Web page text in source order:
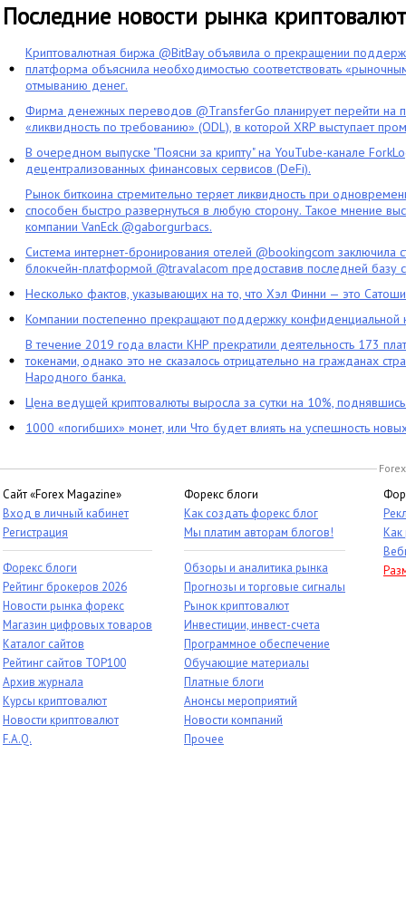
Последние новости рынка криптовалют
Криптовалютная биржа @BitBay объявила о прекращении
платформа объяснила необходимостью соответствовать
отмыванию денег.
Фирма денежных переводов @TransferGo планирует перейти на
«ликвидность по требованию» (ODL), в которой XRP выступает
В очередном выпуске "Поясни за крипту" на YouTube-канале
децентрализованных финансовых сервисов (DeFi).
Рынок биткоина стремительно теряет ликвидность при
способен быстро развернуться в любую сторону. Такое мнение
компании VanEck @gaborgurbacs.
Система интернет-бронирования отелей @bookingcom заключила
блокчейн-платформой @travalacom предоставив последней базу
Несколько фактов, указывающих на то, что Хэл Финни — это
Компании постепенно прекращают поддержку конфиденциальной
В течение 2019 года власти КНР прекратили деятельность 173
токенами, однако это не сказалось отрицательно на гражданах
Народного банка.
Цена ведущей криптовалюты выросла за сутки на 10%,
1000 «погибших» монет, или Что будет влиять на успешность
Сайт «Forex Magazine»
Вход в личный кабинет
Регистрация
Форекс блоги
Рейтинг брокеров 2026
Новости рынка форекс
Магазин цифровых товаров
Каталог сайтов
Рейтинг сайтов TOP100
Архив журнала
Курсы криптовалют
Новости криптовалют
F.A.Q.
Форекс блоги
Как создать форекс блог
Мы платим авторам блогов!
Обзоры и аналитика рынка
Прогнозы и торговые сигналы
Рынок криптовалют
Инвестиции, инвест-счета
Программное обеспечение
Обучающие материалы
Платные блоги
Анонсы мероприятий
Новости компаний
Прочее
Как